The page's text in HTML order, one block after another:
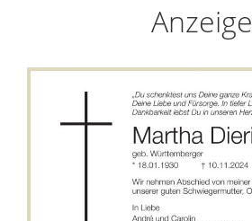
Anzeige